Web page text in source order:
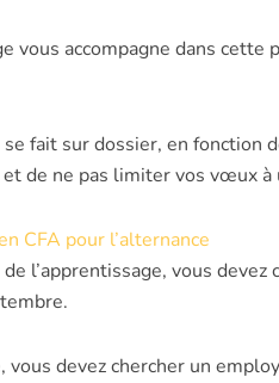
vous accompagne dans
se fait sur dossier, en
de ne pas limiter vos vœux
CFA pour l’alternance
l’apprentissage, vous
vous devez chercher un